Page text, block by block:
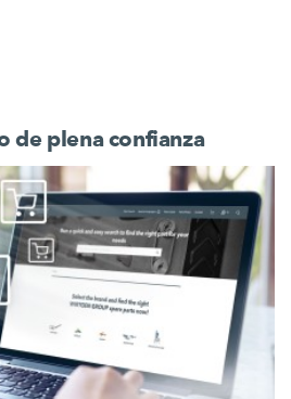
de plena confianza